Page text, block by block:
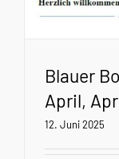
Blauer
April,
12. Juni 2025